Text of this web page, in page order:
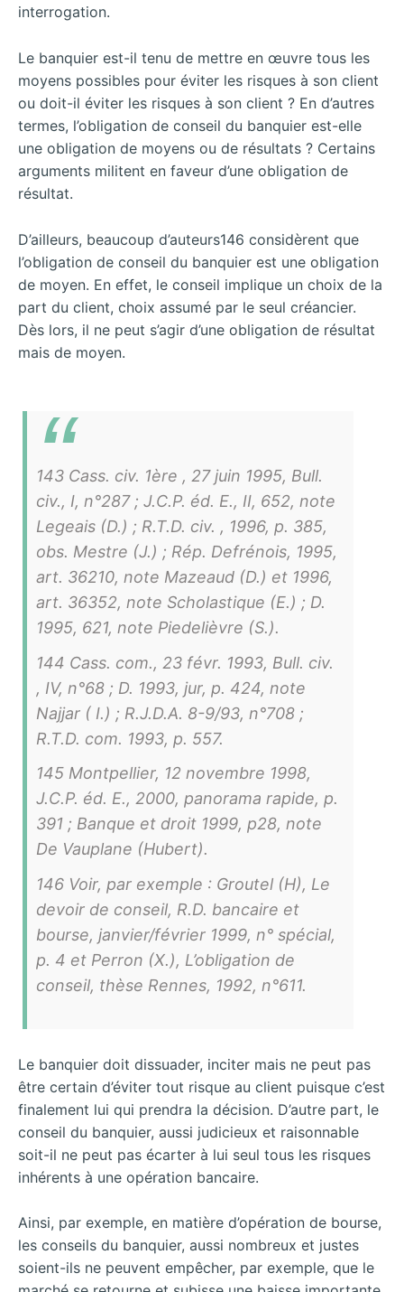
interrogation.
Le banquier est-il tenu de mettre en œuvre tous les
moyens possibles pour éviter les risques à son client
ou doit-il éviter les risques à son client ? En d’autres
termes, l’obligation de conseil du banquier est-elle
une obligation de moyens ou de résultats ? Certains
arguments militent en faveur d’une obligation de
résultat.
D’ailleurs, beaucoup d’auteurs146 considèrent que
l’obligation de conseil du banquier est une obligation
de moyen. En effet, le conseil implique un choix de la
part du client, choix assumé par le seul créancier.
Dès lors, il ne peut s’agir d’une obligation de résultat
mais de moyen.
143 Cass. civ. 1ère , 27 juin 1995, Bull.
civ., I, n°287 ; J.C.P. éd. E., II, 652, note
Legeais (D.) ; R.T.D. civ. , 1996, p. 385,
obs. Mestre (J.) ; Rép. Defrénois, 1995,
art. 36210, note Mazeaud (D.) et 1996,
art. 36352, note Scholastique (E.) ; D.
1995, 621, note Piedelièvre (S.).
144 Cass. com., 23 févr. 1993, Bull. civ.
, IV, n°68 ; D. 1993, jur, p. 424, note
Najjar ( I.) ; R.J.D.A. 8-9/93, n°708 ;
R.T.D. com. 1993, p. 557.
145 Montpellier, 12 novembre 1998,
J.C.P. éd. E., 2000, panorama rapide, p.
391 ; Banque et droit 1999, p28, note
De Vauplane (Hubert).
146 Voir, par exemple : Groutel (H), Le
devoir de conseil, R.D. bancaire et
bourse, janvier/février 1999, n° spécial,
p. 4 et Perron (X.), L’obligation de
conseil, thèse Rennes, 1992, n°611.
Le banquier doit dissuader, inciter mais ne peut pas
être certain d’éviter tout risque au client puisque c’est
finalement lui qui prendra la décision. D’autre part, le
conseil du banquier, aussi judicieux et raisonnable
soit-il ne peut pas écarter à lui seul tous les risques
inhérents à une opération bancaire.
Ainsi, par exemple, en matière d’opération de bourse,
les conseils du banquier, aussi nombreux et justes
soient-ils ne peuvent empêcher, par exemple, que le